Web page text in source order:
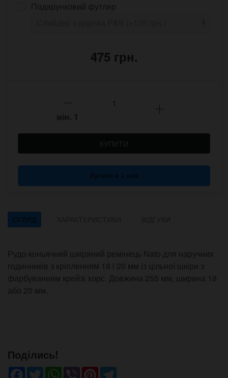
Подарунковий футляр
475 грн.
мін. 1
КУПИТИ
Купити в 1 клік
ОГЛЯД
Рудо-коньячний шкіряний ремінець Nato для наручних
годинників з кріпленням 18 і 20 мм із цільної шкіри з
фарбуванням крейзі хорс. Довжина 255 мм, ширина 18
або 20 мм.
Поділись!
Facebook
TwitterWhatsApp
ViberPinterest